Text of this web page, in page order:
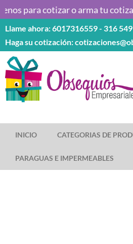
Saltar
al
contenido
para cotizar o arma tu
Llame ahora: 6017316559 - 316
Haga su cotización:
INICIO CATEGORIAS DE
PARAGUAS E IMPERMEABLES